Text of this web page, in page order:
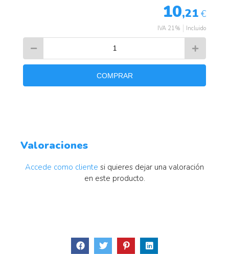
10,21 €
IVA 21% Incluido
COMPRAR
Valoraciones
Accede como cliente si quieres dejar una valoración
en este producto.